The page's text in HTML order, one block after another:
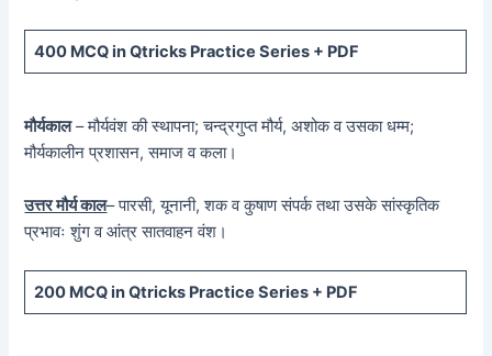
400 MCQin Qtricks Practice Series + PDF
मौर्यकाल– मौर्यवंश की स्थापना; चन्द्रगुप्त मौर्य, अशोक व उसका धम्म;
मौर्यकालीन प्रशासन, समाज व कला।
उत्तर मौर्य काल– पारसी, यूनानी, शक व कुषाण संपर्क तथा उसके सांस्कृतिक
प्रभावः शुंग व आंत्र सातवाहन वंश।
200 MCQ in Qtricks Practice Series + PDF